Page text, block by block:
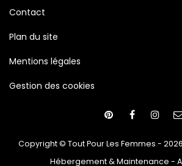
Contact
Plan du site
Mentions légales
Gestion des cookies
Copyright © Tout Pour Les Femmes - 2026
Hébergement & Maintenance -